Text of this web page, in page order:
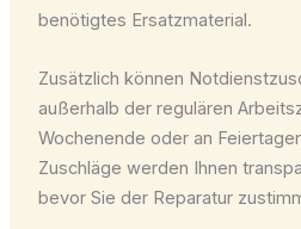
benötigtes Ersatzmaterial.
Zusätzlich können
außerhalb der regulären
Wochenende oder an
Zuschläge werden Ihnen
bevor Sie der Reparatur